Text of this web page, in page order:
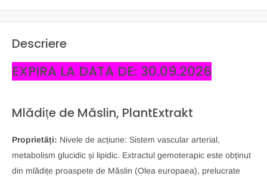
Descriere
EXPIRA LA DATA DE: 30.09.2026
Mlădițe de Măslin, PlantExtrakt
Proprietăți: Nivele de acțiune: Sistem vascular arterial,
metabolism glucidic și lipidic. Extractul gemoterapic este obținut
din mlădițe proaspete de Măslin (Olea europaea), prelucrate